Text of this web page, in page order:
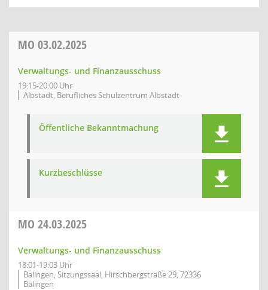
MO 03.02.2025
Verwaltungs- und Finanzausschuss
19:15-20:00 Uhr
Albstadt, Berufliches Schulzentrum Albstadt
Öffentliche Bekanntmachung
Kurzbeschlüsse
MO 24.03.2025
Verwaltungs- und Finanzausschuss
18:01-19:03 Uhr
Balingen, Sitzungssaal, Hirschbergstraße 29, 72336
Balingen